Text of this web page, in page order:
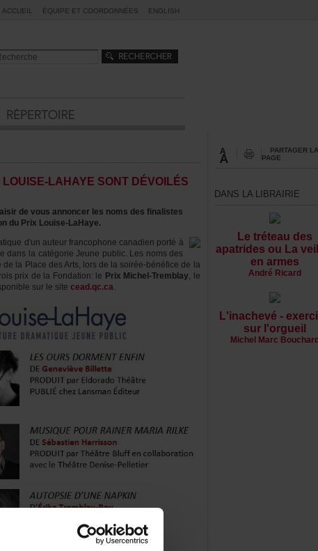
ACCUEIL ÉQUIPEETCOORDONNÉES ENGLISH
LAHAYESONTDÉVOILÉS
LaHaye.
bénéficedela
PrixMichel-Tremblay,le
cead.qc.ca.
PARTAGERLA
PAGE
DANSLALIBRAIRIE
Letréteaudes
enarmes
AndréRicard
L'inachevé-
surl'orgueil